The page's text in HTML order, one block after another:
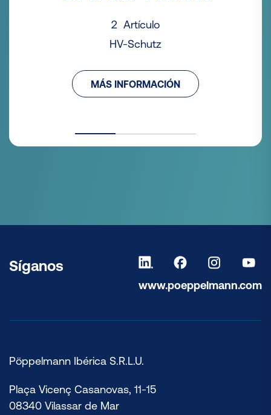
2 Artículo
HV-Schutz
MÁS INFORMACIÓN
Síganos
www.poeppelmann.com
Pöppelmann Ibérica S.R.L.U.
Plaça Vicenç Casanovas, 11-15
08340 Vilassar de Mar